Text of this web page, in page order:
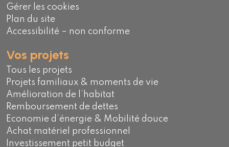
Gérer les cookies
Plan du site
Accessibilité – non conforme
Vos projets
Tous les projets
Projets familiaux & moments de vie
Amélioration de l’habitat
Remboursement de dettes
Economie d’énergie & Mobilité douce
Achat matériel professionnel
Investissement petit budget